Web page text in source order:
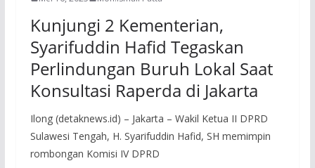
Kunjungi 2 Kementerian,
Syarifuddin Hafid Tegaskan
Perlindungan Buruh Lokal Saat
Konsultasi Raperda di Jakarta
Ilong (detaknews.id) – Jakarta – Wakil Ketua II DPRD
Sulawesi Tengah, H. Syarifuddin Hafid, SH memimpin
rombongan Komisi IV DPRD